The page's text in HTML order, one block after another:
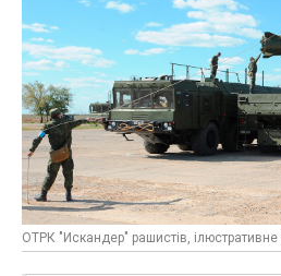
ОТРК "Искандер" рашистів,